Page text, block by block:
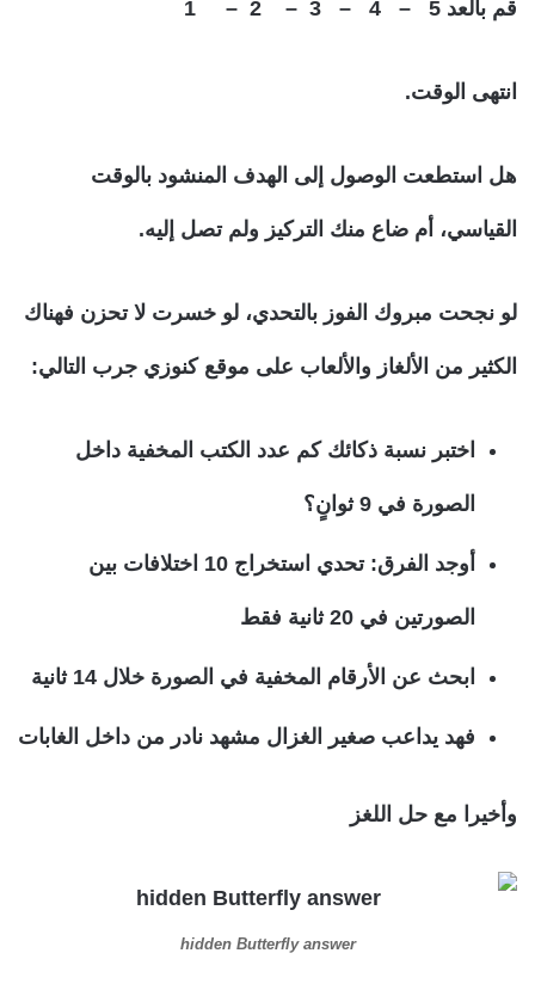
قم بالعد 5 – 4 – 3 – 2 – 1
انتهى الوقت.
هل استطعت الوصول إلى الهدف المنشود بالوقت
القياسي، أم ضاع منك التركيز ولم تصل إليه.
لو نجحت مبروك الفوز بالتحدي، لو خسرت لا تحزن فهناك
الكثير من الألغاز والألعاب على موقع كنوزي جرب التالي:
اختبر نسبة ذكائك كم عدد الكتب المخفية داخل
الصورة في 9 ثوانٍ؟
أوجد الفرق: تحدي استخراج 10 اختلافات بين
الصورتين في 20 ثانية فقط
ابحث عن الأرقام المخفية في الصورة خلال 14 ثانية
فهد يداعب صغير الغزال مشهد نادر من داخل الغابات
وأخيرا مع حل اللغز
hidden Butterfly answer